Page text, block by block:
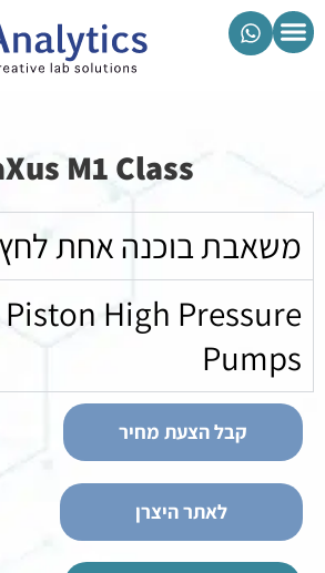
M1 Class
משאבת בוכנה אחת
High Pressure
Pumps
קבל הצעת מחיר
לאתר היצרן